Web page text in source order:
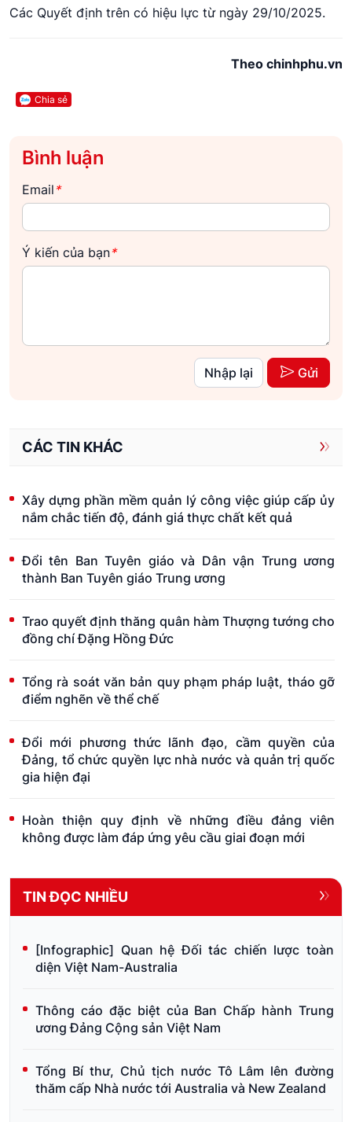
Các Quyết định trên có hiệu lực từ ngày 29/10/2025.
Theo chinhphu.vn
Chia sẻ
Bình luận
Email *
Ý kiến của bạn*
Nhập lại Gửi
CÁC TIN KHÁC
Xây dựng phần mềm quản lý công việc giúp cấp ủy
nắm chắc tiến độ, đánh giá thực chất kết quả
Đổi tên Ban Tuyên giáo và Dân vận Trung ương
thành Ban Tuyên giáo Trung ương
Trao quyết định thăng quân hàm Thượng tướng cho
đồng chí Đặng Hồng Đức
Tổng rà soát văn bản quy phạm pháp luật, tháo gỡ
điểm nghẽn về thể chế
Đổi mới phương thức lãnh đạo, cầm quyền của
Đảng, tổ chức quyền lực nhà nước và quản trị quốc
gia hiện đại
Hoàn thiện quy định về những điều đảng viên
không được làm đáp ứng yêu cầu giai đoạn mới
TIN ĐỌC NHIỀU
[Infographic] Quan hệ Đối tác chiến lược toàn
diện Việt Nam-Australia
Thông cáo đặc biệt của Ban Chấp hành Trung
ương Đảng Cộng sản Việt Nam
Tổng Bí thư, Chủ tịch nước Tô Lâm lên đường
thăm cấp Nhà nước tới Australia và New Zealand